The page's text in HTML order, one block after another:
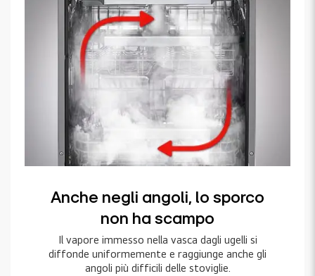
Anche negli angoli, lo sporco
non ha scampo
Il vapore immesso nella vasca dagli ugelli si
diffonde uniformemente e raggiunge anche gli
angoli più difficili delle stoviglie.